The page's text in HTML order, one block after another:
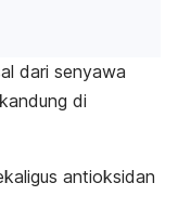
dari senyawa
di
antioksidan